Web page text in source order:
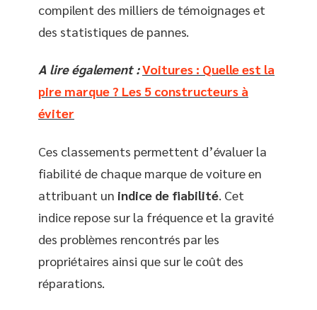
compilent des milliers de témoignages et
des statistiques de pannes.
A lire également :Voitures : Quelle est la
pire marque ? Les 5 constructeurs à
éviter
Ces classements permettent d’évaluer la
fiabilité de chaque marque de voiture en
attribuant un indice de fiabilité . Cet
indice repose sur la fréquence et la gravité
des problèmes rencontrés par les
propriétaires ainsi que sur le coût des
réparations.